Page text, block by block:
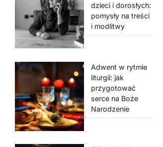
dzieci i dorosłych:
pomysły na treści
i modlitwy
Adwent w rytmie
liturgii: jak
przygotować
serce na Boże
Narodzenie